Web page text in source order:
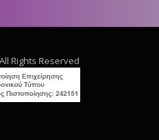
Rights Reserved